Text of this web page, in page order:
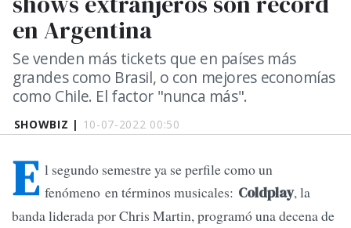
SHOWBIZ | 10-07-2022 00:50
en Argentina
Se venden más tickets que en países más
grandes como Brasil, o con mejores economías
como Chile. El factor "nunca más".
E l segundo semestre ya se perfile como un
fenómeno en términos musicales: Coldplay, la
banda liderada por Chris Martin, programó una decena de